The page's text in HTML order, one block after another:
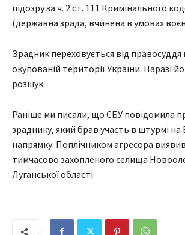
підозру за ч. 2 ст. 111 Кримінального
(державна зрада, вчинена в умовах
Зрадник переховується від
окупованій території України. Наразі
розшук.
Раніше ми писали, що СБУ повідомила
зраднику, який брав участь в штурмі
напрямку. Поплічником агресора
тимчасово захопленого селища
Луганської області.